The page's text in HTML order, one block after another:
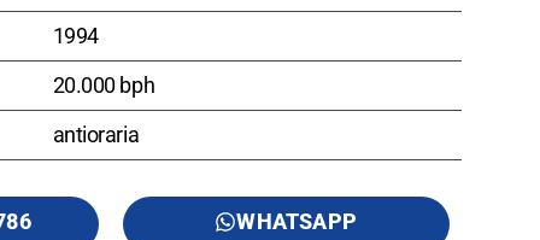
1994
20.000 bph
antioraria
WHATSAPP